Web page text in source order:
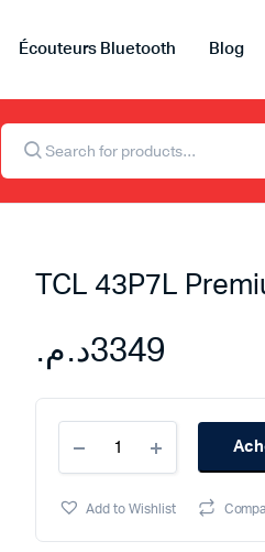
Écouteurs Bluetooth Blog
Recherche
TCL 43P7L
3349د.م.
43P7L
Premium
TV
Add to Wishlist